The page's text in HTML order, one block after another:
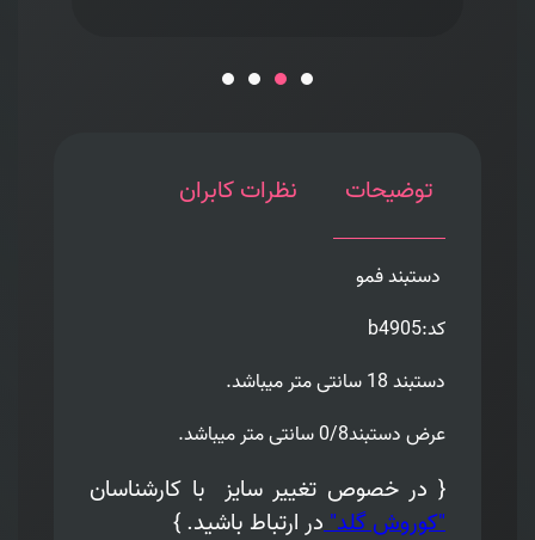
توضیحات نظرات کابران
دستبند فمو
کد:b4905
دستبند 18 سانتی متر میباشد.
عرض دستبند0/8 سانتی متر میباشد.
{ در خصوص تغییر سایز
با کارشناسان
"کوروش گلد"در ارتباط باشید. }